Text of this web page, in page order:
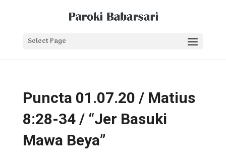
Select Page
Puncta 01.07.20 / Matius
8:28-34 / “Jer Basuki
Mawa Beya”